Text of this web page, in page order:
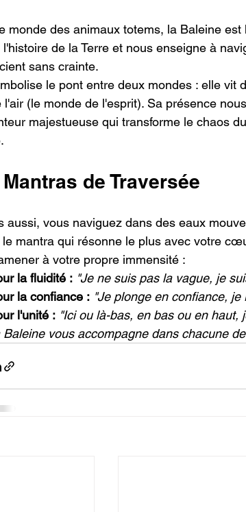
monde des animaux totems, la Baleine est
l'histoire de la Terre et nous enseigne à
sans crainte.
le pont entre deux mondes : elle vit
l'air (le monde de l'esprit). Sa présence
majestueuse qui transforme le chaos
de Traversée
aussi, vous naviguez dans des eaux
mantra qui résonne le plus avec votre
à votre propre immensité :
la fluidité : "Je ne suis pas la vague, je
la confiance : "Je plonge en confiance,
l'unité : "Ici ou là-bas, en bas ou en haut,
Baleine vous accompagne dans chacune